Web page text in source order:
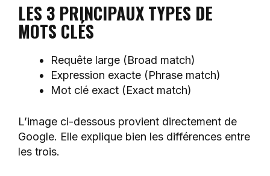
LES 3 PRINCIPAUX TYPES DE
MOTS CLÉS
Requête large (Broad match)
Expression exacte (Phrase match)
Mot clé exact (Exact match)
L’image ci-dessous provient directement de
Google. Elle explique bien les différences entre
les trois.